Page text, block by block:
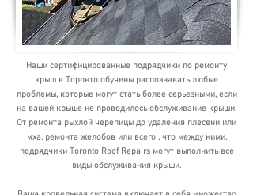
Наши сертифицированные подрядчики по ремонту
крыш в Торонто обучены распознавать любые
проблемы, которые могут стать более серьезными, если
на вашей крыше не проводилось обслуживание крыши.
От ремонта рыхлой черепицы до удаления плесени или
мха, ремонта желобов или всего , что между ними,
подрядчики Toronto Roof Repairs могут выполнить все
виды обслуживания крыши.